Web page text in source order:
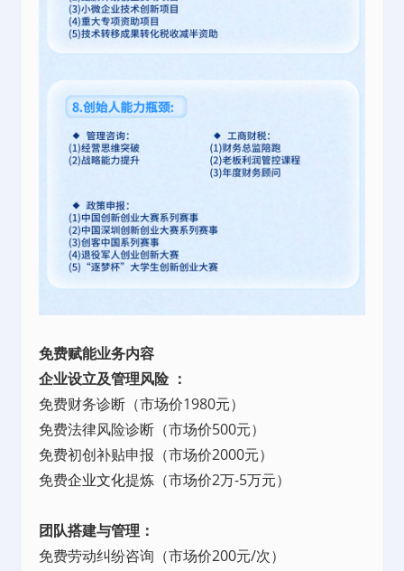
免费赋能业务内容
企业设立及管理风险 ：
免费财务诊断（市场价1980元）
免费法律风险诊断（市场价500元）
免费初创补贴申报（市场价2000元）
免费企业文化提炼（市场价2万-5万元）
团队搭建与管理：
免费劳动纠纷咨询（市场价200元/次）